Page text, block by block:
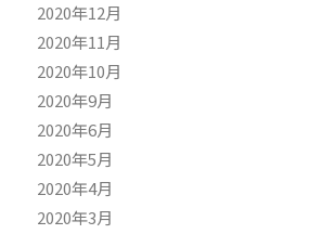
2020年12月
2020年11月
2020年10月
2020年9月
2020年6月
2020年5月
2020年4月
2020年3月